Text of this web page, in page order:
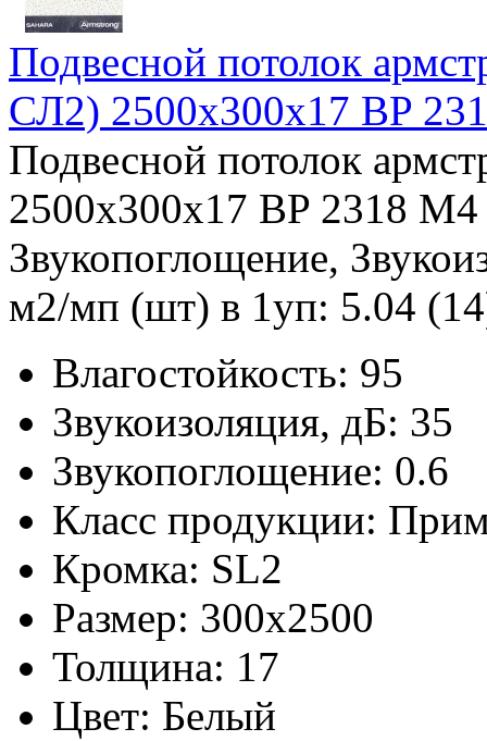
Подвесной потолок
СЛ2) 2500x300x17 BP
Подвесной потолок
2500x300x17 BP 2318 M4
Звукопоглощение,
м2/мп (шт) в 1уп: 5.04
Влагостойкость: 95
Звукоизоляция, дБ: 35
Звукопоглощение: 0.6
Класс продукции:
Кромка: SL2
Размер: 300x2500
Толщина: 17
Цвет: Белый